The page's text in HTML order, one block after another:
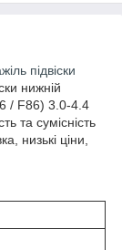
підвіски
нижній
/ F86) 3.0-4.4
та сумісність
низькі ціни,